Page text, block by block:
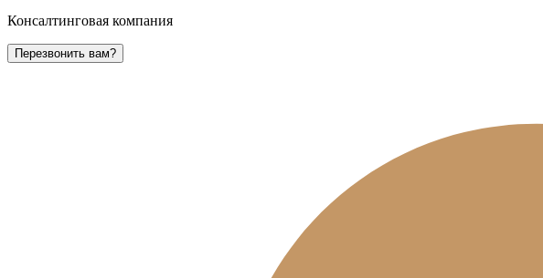
Консалтинговая компания
Перезвонить вам?